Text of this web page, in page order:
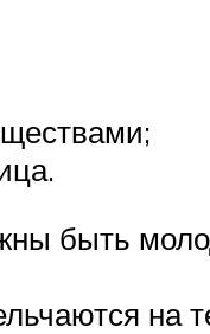
быть
на